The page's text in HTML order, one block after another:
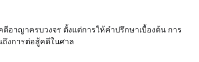
อาญาครบวงจร ตั้งแต่การให้คำปรึกษาเบื้องต้น การ
งการต่อสู้คดีในศาล